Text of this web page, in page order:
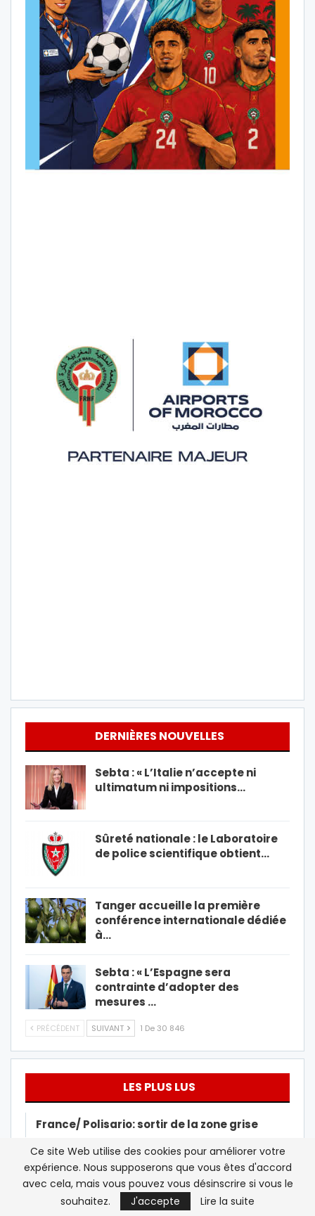
DERNIÈRES NOUVELLES
Sebta : « L’Italie n’accepte ni
ultimatum ni impositions…
Sûreté nationale : le Laboratoire
de police scientifique obtient…
Tanger accueille la première
conférence internationale dédiée
à…
Sebta : « L’Espagne sera
contrainte d’adopter des
mesures …
PRÉCÉDENT SUIVANT 1 De 30 846
LES PLUS LUS
France/ Polisario: sortir de la zone grise
Beur FM/Israël: Rose Ameziane dénonce les
« agissements antisémites »…
Macron circonspect sur le vaccin
Ce site Web utilise des cookies pour améliorer votre
expérience. Nous supposerons que vous êtes d'accord
avec cela, mais vous pouvez vous désinscrire si vous le
souhaitez.
J'accepte Lire la suite